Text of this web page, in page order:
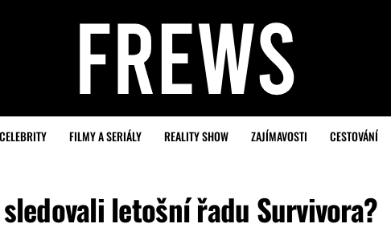
CELEBRITY FILMY A SERIÁLY REALITY SHOW ZAJÍMAVOSTI CESTOVÁNÍ
letošní řadu Survivora?